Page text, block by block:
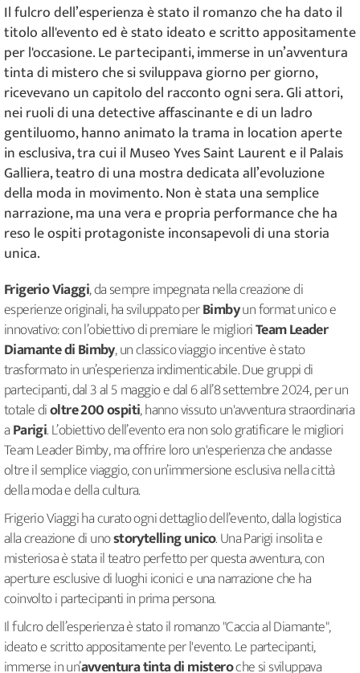
Il fulcro dell’esperienza è stato il romanzo che ha dato il
titolo all'evento ed è stato ideato e scritto appositamente
per l'occasione. Le partecipanti, immerse in un’avventura
tinta di mistero che si sviluppava giorno per giorno,
ricevevano un capitolo del racconto ogni sera. Gli attori,
nei ruoli di una detective affascinante e di un ladro
gentiluomo, hanno animato la trama in location aperte
in esclusiva, tra cui il Museo Yves Saint Laurent e il Palais
Galliera, teatro di una mostra dedicata all’evoluzione
della moda in movimento. Non è stata una semplice
narrazione, ma una vera e propria performance che ha
reso le ospiti protagoniste inconsapevoli di una storia
unica.
Frigerio Viaggi, da sempre impegnata nella creazione di
esperienze originali, ha sviluppato perBimbyun format unico e
innovativo: con l’obiettivo di premiare le miglioriTeam Leader
Diamante di Bimby, un classico viaggio incentive è stato
trasformato in un’esperienza indimenticabile. Due gruppi di
partecipanti, dal 3 al 5 maggio e dal 6 all’8 settembre 2024, per un
totale dioltre 200 ospiti, hanno vissuto un'avventura straordinaria
aParigi. L’obiettivo dell’evento era non solo gratificare le migliori
Team Leader Bimby, ma offrire loro un'esperienza che andasse
oltre il semplice viaggio, con un’immersione esclusiva nella città
della moda e della cultura.
Frigerio Viaggi ha curato ogni dettaglio dell’evento, dalla logistica
alla creazione di unostorytelling unico. Una Parigi insolita e
misteriosa è stata il teatro perfetto per questa avventura, con
aperture esclusive di luoghi iconici e una narrazione che ha
coinvolto i partecipanti in prima persona.
Il fulcro dell’esperienza è stato il romanzo "Caccia al Diamante",
ideato e scritto appositamente per l'evento. Le partecipanti,
immerse in un’avventura tinta di misteroche si sviluppava